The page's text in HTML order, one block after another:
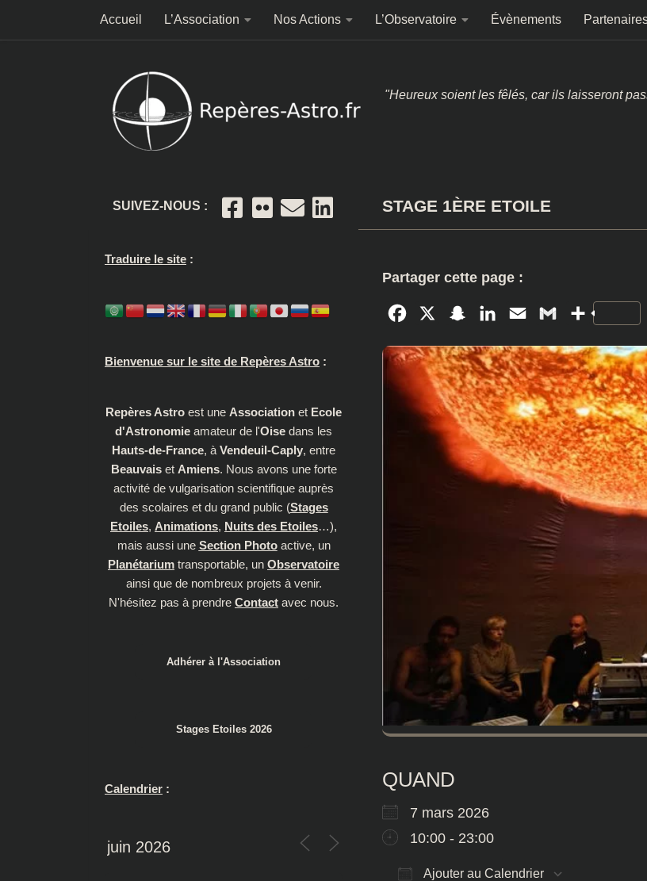
Skip to contentAccueil L’Association Nos Actions L’Observatoire Évènements
"Heureux soient les fêlés, car ils laisseront
STAGE 1ÈRE ETOILE
Partager cette page :
Facebook SnapchatLinkedInEmail GmailPartager
QUAND
7 mars 2026
10:00 - 23:00
Ajouter au Calendrier
SUIVEZ-NOUS :
Traduire le site :
Bienvenue sur le site de Repères Astro :
Repères Astro est une Association et Ecole
d'Astronomie amateur de l'Oise dans les
Hauts-de-France, à Vendeuil-Caply, entre
Beauvaiset Amiens. Nous avons une forte
activité de vulgarisation scientifique auprès
des scolaires et du grand public (Stages
Etoiles, Animations, Nuits des Etoiles…),
mais aussi une Section Photoactive, un
Planétarium transportable, un Observatoire
ainsi que de nombreux projets à venir.
N'hésitez pas à prendre Contact avec nous.
Adhérer à l'Association
Stages Etoiles 2026
Calendrier :